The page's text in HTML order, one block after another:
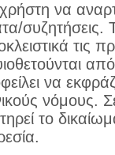
να
συζητήσεις.
τις
να
νόμους.
το